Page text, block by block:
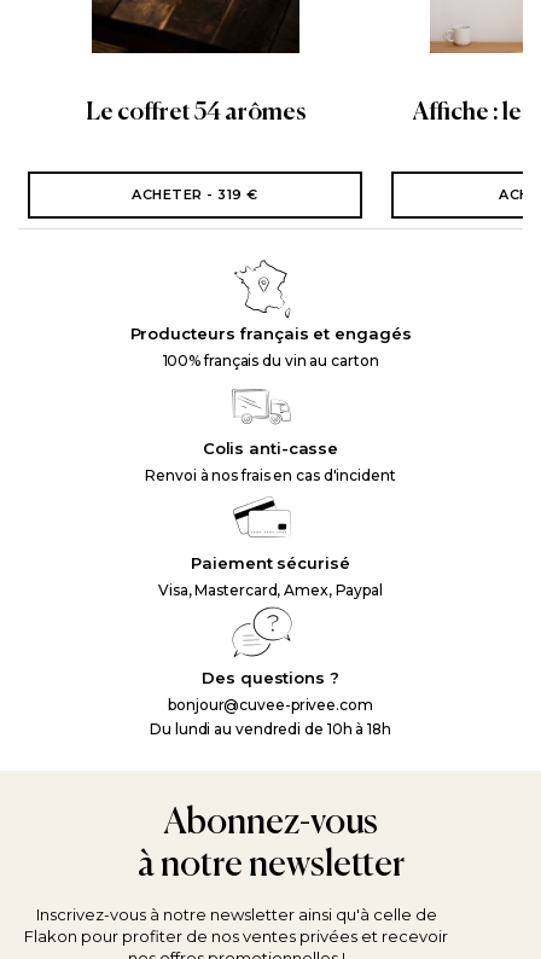
Le coffret 54 arômes
ACHETER - 319 €
Affiche : les
Producteurs français et engagés
100% français du vin au carton
Colis anti-casse
Renvoi à nos frais en cas d'incident
Paiement sécurisé
Visa, Mastercard, Amex, Paypal
Des questions ?
bonjour@cuvee-privee.com
Du lundi au vendredi de 10h à 18h
Abonnez-vous
à notre newsletter
Inscrivez-vous à notre newsletter ainsi qu'à celle de
Flakon pour profiter de nos ventes privées et recevoir